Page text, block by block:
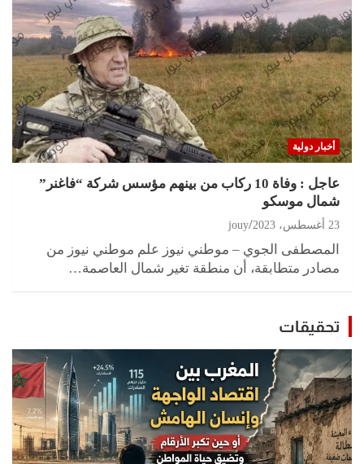
أخبار دولية
عاجل : وفاة 10 ركاب من بينهم مؤسس شركة “فاغنر”
شمال موسكو
23 أغسطس، 2023 jouy
المصطفى الجوي – موطني نيوز علم موطني نيوز من
مصادر متطابقة، أن منطقة تغير شمال العاصمة…
تحقيقات